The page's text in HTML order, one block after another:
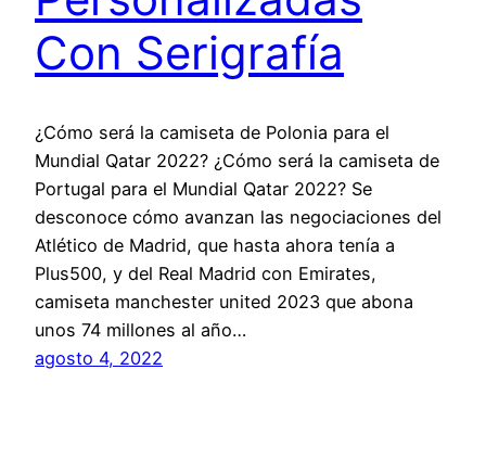
Con Serigrafía
¿Cómo será la camiseta de Polonia para el
Mundial Qatar 2022? ¿Cómo será la camiseta de
Portugal para el Mundial Qatar 2022? Se
desconoce cómo avanzan las negociaciones del
Atlético de Madrid, que hasta ahora tenía a
Plus500, y del Real Madrid con Emirates,
camiseta manchester united 2023 que abona
unos 74 millones al año…
agosto 4, 2022